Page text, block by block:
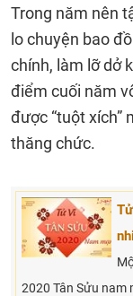
Trong năm nên
lo chuyện bao
chính, làm lỡ dở
điểm cuối năm
được “tuột xích”
thăng chức.
2020 Tân Sửu nam